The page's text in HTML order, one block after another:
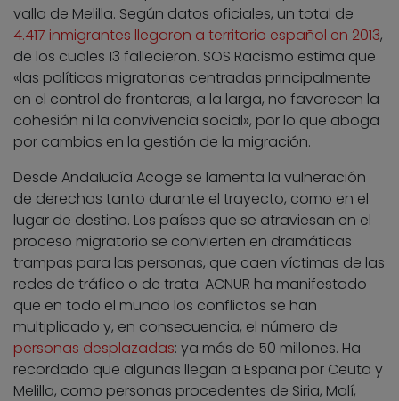
valla de Melilla. Según datos oficiales, un total de
4.417 inmigrantes llegaron a territorio español en 2013,
de los cuales 13 fallecieron. SOS Racismo estima que
«las políticas migratorias centradas principalmente
en el control de fronteras, a la larga, no favorecen la
cohesión ni la convivencia social», por lo que aboga
por cambios en la gestión de la migración.
Desde Andalucía Acoge se lamenta la vulneración
de derechos tanto durante el trayecto, como en el
lugar de destino. Los países que se atraviesan en el
proceso migratorio se convierten en dramáticas
trampas para las personas, que caen víctimas de las
redes de tráfico o de trata. ACNUR ha manifestado
que en todo el mundo los conflictos se han
multiplicado y, en consecuencia, el número de
personas desplazadas: ya más de 50 millones. Ha
recordado que algunas llegan a España por Ceuta y
Melilla, como personas procedentes de Siria, Malí,